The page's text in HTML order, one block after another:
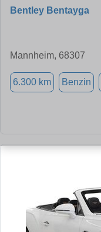
Bentley Bentayga
Mannheim, 68307
6.300 km Benzin